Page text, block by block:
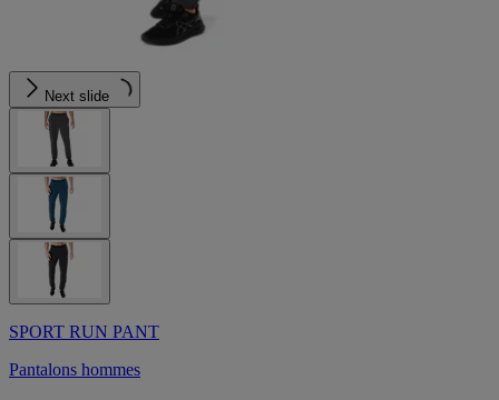
Next slide
SPORT RUN PANT
Pantalons hommes